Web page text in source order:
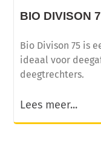
BIO DIVISON
Bio Divison 75 is
ideaal voor
deegtrechters.
Lees meer...